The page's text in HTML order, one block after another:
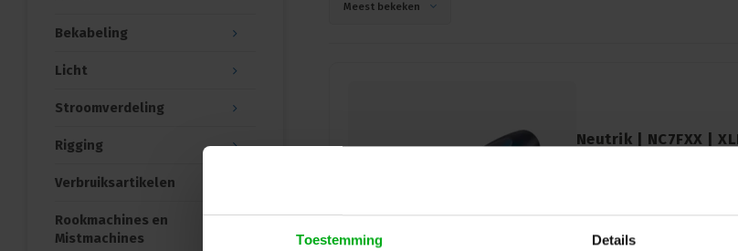
Toestemming Details
Bekabeling
Licht
Stroomverdeling
Rigging
Verbruiksartikelen
Rookmachines en
Mistmachines
Meest bekeken
Neutrik | NC7FXX |
Neutrik NC7FXX: XLR-
behuizing van nikkel en